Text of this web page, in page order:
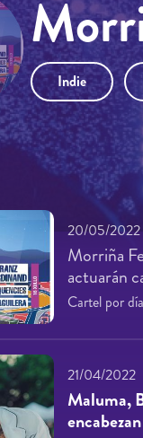
Indie
20/05/2022
Morriña
actuarán
Cartel por
21/04/2022
Maluma,